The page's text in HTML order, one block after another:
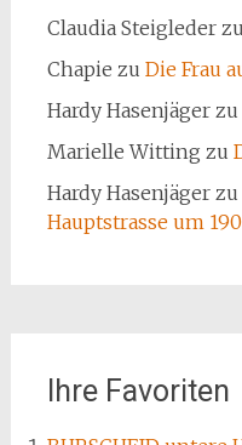
Claudia Steiglederzu
Chapie zu Die Frau
Hardy Hasenjägerzu
Marielle Witting zu
Hardy Hasenjägerzu
Hauptstrasse um
Ihre Favoriten